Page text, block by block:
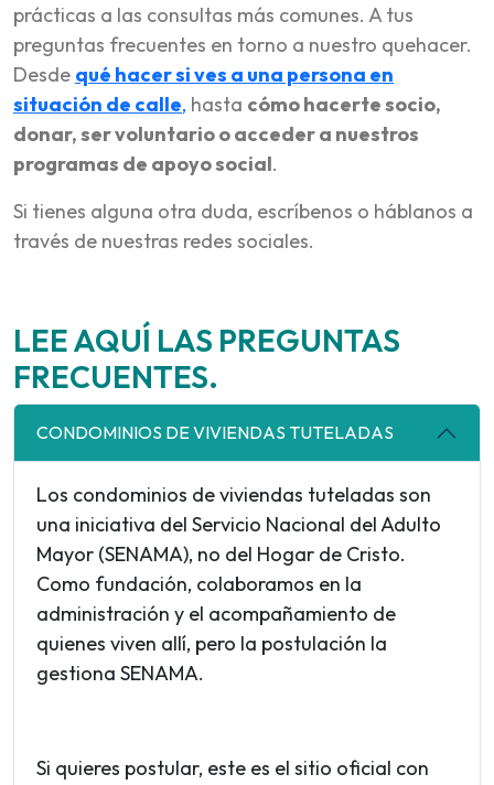
prácticas a las consultas más comunes. A tus
preguntas frecuentes en torno a nuestro quehacer.
Desde qué hacer si ves a una persona en
situación de calle, hasta cómo hacerte socio,
donar, ser voluntario o acceder a nuestros
programas de apoyo social.
Si tienes alguna otra duda, escríbenos o háblanos a
través de nuestras redes sociales.
LEE AQUÍ LAS PREGUNTAS
FRECUENTES.
CONDOMINIOS DE VIVIENDAS TUTELADAS
Los condominios de viviendas tuteladas son
una iniciativa del Servicio Nacional del Adulto
Mayor (SENAMA), no del Hogar de Cristo.
Como fundación, colaboramos en la
administración y el acompañamiento de
quienes viven allí, pero la postulación la
gestiona SENAMA.
Si quieres postular, este es el sitio oficial con